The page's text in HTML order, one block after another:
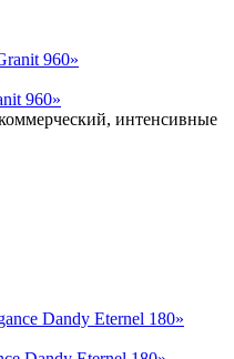
960»
интенсивные